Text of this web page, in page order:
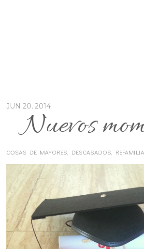
JUN 20, 2014
Nuevos
COSAS DE MAYORES DESCASADOS REFAMILIA